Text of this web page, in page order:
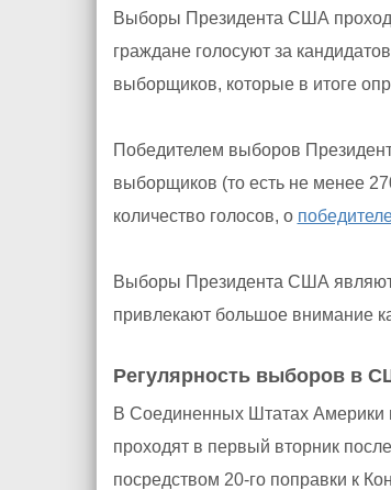
Выборы Президента США
граждане голосуют за
выборщиков, которые в итоге
Победителем выборов
выборщиков (то есть не менее
количество голосов, о
Выборы Президента США
привлекают большое внимание
Регулярность выборов в
В Соединенных Штатах Америки
проходят в первый вторник
посредством 20-го поправки к